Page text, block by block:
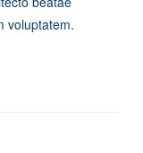
voluptatem.